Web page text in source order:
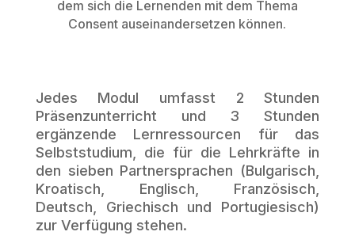
dem sich die Lernenden mit dem Thema
Consent auseinandersetzen können.
Jedes Modul umfasst 2 Stunden
Präsenzunterricht und 3 Stunden
ergänzende Lernressourcen für das
Selbststudium, die für die Lehrkräfte in
den sieben Partnersprachen (Bulgarisch,
Kroatisch, Englisch, Französisch,
Deutsch, Griechisch und Portugiesisch)
zur Verfügung stehen.